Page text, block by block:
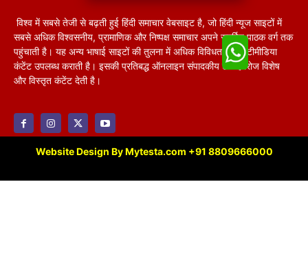
विश्व में सबसे तेजी से बढ़ती हुई हिंदी समाचार वेबसाइट है, जो हिंदी न्यूज साइटों में
सबसे अधिक विश्वसनीय, प्रामाणिक और निष्पक्ष समाचार अपने समर्पित पाठक वर्ग तक
पहुंचाती है। यह अन्य भाषाई साइटों की तुलना में अधिक विविधतापूर्ण मल्टीमीडिया
कंटेंट उपलब्ध कराती है। इसकी प्रतिबद्ध ऑनलाइन संपादकीय टीम हररोज विशेष
और विस्तृत कंटेंट देती है।
Website Design By Mytesta.com +91 8809666000